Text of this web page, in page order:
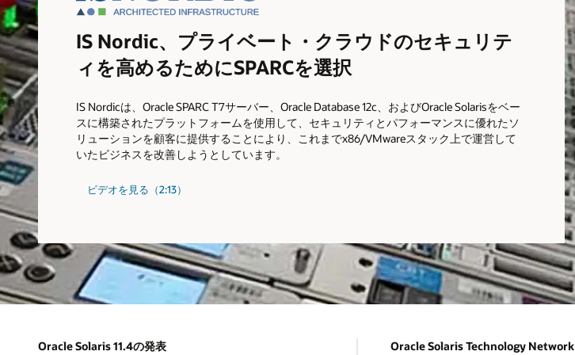
IS Nordic、プライベート・クラウドのセキュリテ
ィを高めるためにSPARCを選択
IS Nordicは、Oracle SPARC T7サーバー、Oracle Database 12c、およびOracle Solarisをベー
スに構築されたプラットフォームを使用して、セキュリティとパフォーマンスに優れたソ
リューションを顧客に提供することにより、これまでx86/VMwareスタック上で運営して
いたビジネスを改善しようとしています。
ビデオを見る（2:13）
Oracle Solaris 11.4の発表
Oracle Solaris Technology Network